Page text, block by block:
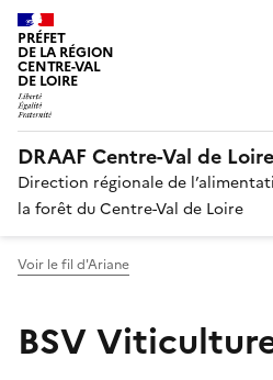
PRÉFET
DE LA RÉGION
CENTRE-VAL
DE LOIRE
DRAAF Centre-Val de Loire
Direction régionale de
la forêt du Centre-Val de Loire
Voir le fil d'Ariane
BSV